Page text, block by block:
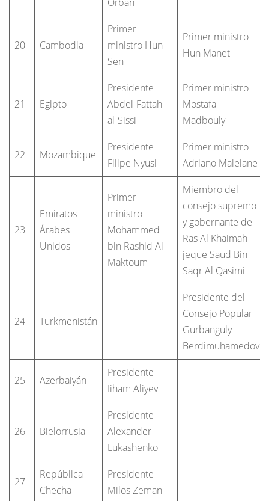
20 Cambodia
Primer
ministro Hun
Sen
Primer ministro
Hun Manet
21 Egipto
Presidente
Abdel-Fattah
al-Sissi
Primer ministro
Mostafa
Madbouly
22 Mozambique
Presidente
Filipe Nyusi
Primer ministro
Adriano Maleiane
23
Emiratos
Árabes
Unidos
Primer
ministro
Mohammed
bin Rashid Al
Maktoum
Miembro del
consejo supremo
y gobernante de
Ras Al Khaimah
jeque Saud Bin
Saqr Al Qasimi
24 Turkmenistán
Presidente del
Consejo Popular
Gurbanguly
Berdimuhamedov
25 Azerbaiyán
Presidente
Iiham Aliyev
26 Bielorrusia
Presidente
Alexander
Lukashenko
27
República
Checha
Presidente
Milos Zeman